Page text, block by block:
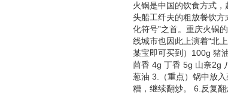
火锅是中国的饮食方式
头船工纤夫的粗放餐饮方
化符号”之首。重庆火锅
线城市也因此上演着“北
某宝即可买到）100g 猪
茴香 4g 丁香 5g 山奈2g
葱油 3.（重点）锅中放
糟，继续翻炒。 6.反复